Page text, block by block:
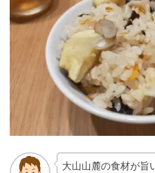
大山山麓の食材が旨